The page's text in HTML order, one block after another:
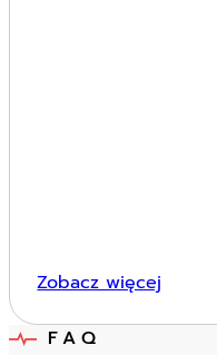
Zobacz więcej
FAQ